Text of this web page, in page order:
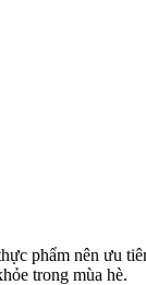
phẩm nên ưu
trong mùa hè.